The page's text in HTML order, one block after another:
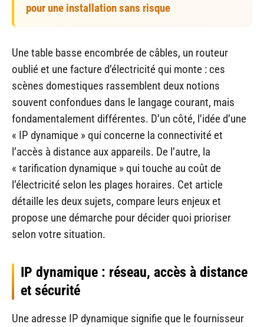
pour une installation sans risque
Une table basse encombrée de câbles, un routeur
oublié et une facture d’électricité qui monte : ces
scènes domestiques rassemblent deux notions
souvent confondues dans le langage courant, mais
fondamentalement différentes. D’un côté, l’idée d’une
« IP dynamique » qui concerne la connectivité et
l’accès à distance aux appareils. De l’autre, la
« tarification dynamique » qui touche au coût de
l’électricité selon les plages horaires. Cet article
détaille les deux sujets, compare leurs enjeux et
propose une démarche pour décider quoi prioriser
selon votre situation.
IP dynamique : réseau, accès à distance
et sécurité
Une adresse IP dynamique signifie que le fournisseur